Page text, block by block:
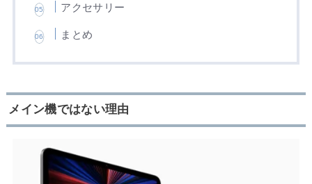
アクセサリー
まとめ
メイン機ではない理由